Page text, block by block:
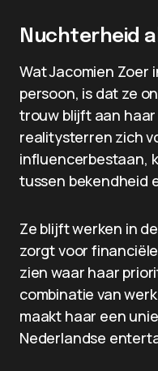
Nuchterheid
Wat Jacomien Zoer
persoon, is dat ze
trouw blijft aan
realitysterren zich
influencerbestaan,
tussen bekendheid
Ze blijft werken in
zorgt voor
zien waar haar
combinatie van
maakt haar een
Nederlandse